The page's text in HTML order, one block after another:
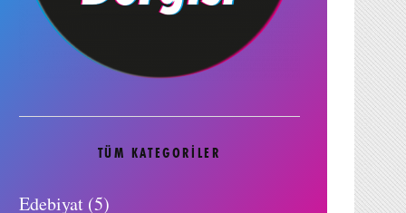
TÜM KATEGORILER
Edebiyat (5)